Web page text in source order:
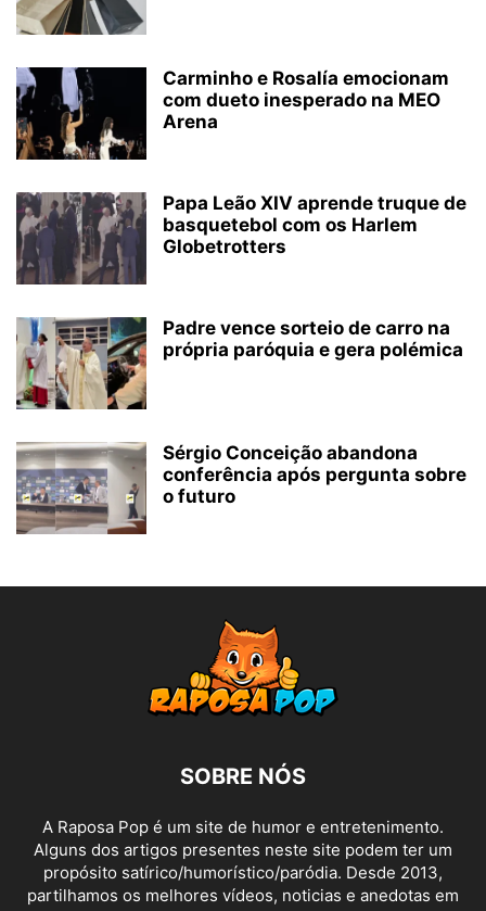
Carminho e Rosalía emocionam
com dueto inesperado na MEO
Arena
Papa Leão XIV aprende truque de
basquetebol com os Harlem
Globetrotters
Padre vence sorteio de carro na
própria paróquia e gera polémica
Sérgio Conceição abandona
conferência após pergunta sobre
o futuro
SOBRE NÓS
A Raposa Pop é um site de humor e entretenimento.
Alguns dos artigos presentes neste site podem ter um
propósito satírico/humorístico/paródia. Desde 2013,
partilhamos os melhores vídeos, noticias e anedotas em